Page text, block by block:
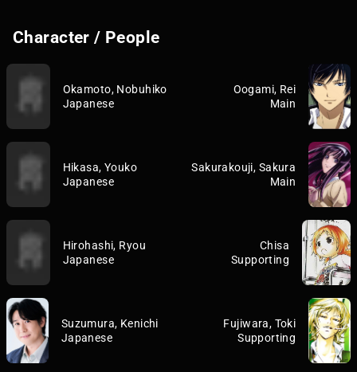
Character / People
Okamoto, Nobuhiko
Japanese
Oogami, Rei
Main
Hikasa, Youko
Japanese
Sakurakouji, Sakura
Main
Hirohashi, Ryou
Japanese
Chisa
Supporting
Suzumura, Kenichi
Japanese
Fujiwara, Toki
Supporting